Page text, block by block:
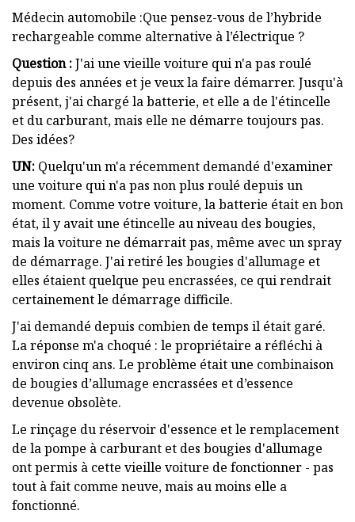
Médecin automobile :Que pensez-vous de l’hybride
rechargeable comme alternative à l’électrique ?
Question :J'ai une vieille voiture qui n'a pas roulé
depuis des années et je veux la faire démarrer. Jusqu'à
présent, j'ai chargé la batterie, et elle a de l'étincelle
et du carburant, mais elle ne démarre toujours pas.
Des idées?
UN: Quelqu'un m'a récemment demandé d'examiner
une voiture qui n'a pas non plus roulé depuis un
moment. Comme votre voiture, la batterie était en bon
état, il y avait une étincelle au niveau des bougies,
mais la voiture ne démarrait pas, même avec un spray
de démarrage. J'ai retiré les bougies d'allumage et
elles étaient quelque peu encrassées, ce qui rendrait
certainement le démarrage difficile.
J'ai demandé depuis combien de temps il était garé.
La réponse m'a choqué : le propriétaire a réfléchi à
environ cinq ans. Le problème était une combinaison
de bougies d’allumage encrassées et d’essence
devenue obsolète.
Le rinçage du réservoir d'essence et le remplacement
de la pompe à carburant et des bougies d'allumage
ont permis à cette vieille voiture de fonctionner - pas
tout à fait comme neuve, mais au moins elle a
fonctionné.